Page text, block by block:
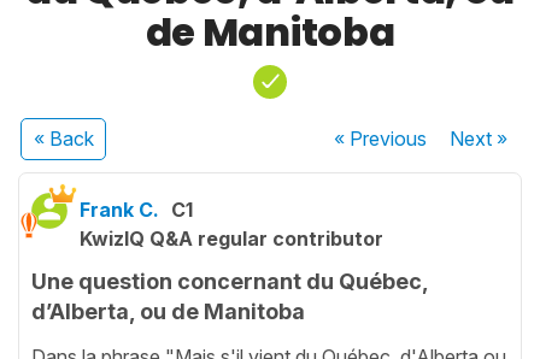
de Manitoba
« Back « Previous Next»
Frank C. C1
KwizIQ Q&A regular contributor
Une question concernant du Québec,
d’Alberta, ou de Manitoba